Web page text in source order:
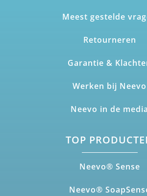
Meest gestelde
Retourneren
Garantie &
Werken bij Neevo
Neevo in de media
TOP
Neevo® Sense
Neevo®